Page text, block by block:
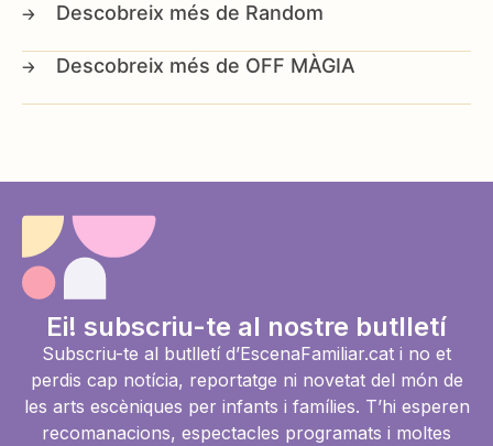
Random
OFF MÀGIA
Ei! subscriu-te al nostre butlletí
Subscriu-te al butlletí d’EscenaFamiliar.cat i no et
perdis cap notícia, reportatge ni novetat del món de
les arts escèniques per infants i famílies. T’hi esperen
recomanacions, espectacles programats i moltes